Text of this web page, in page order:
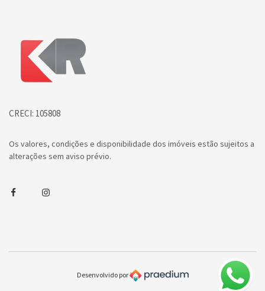
Página inicial
CRECI: 105808
Os valores, condições e disponibilidade dos imóveis estão sujeitos a
alterações sem aviso prévio.
FacebookInstagram
Desenvolvido por